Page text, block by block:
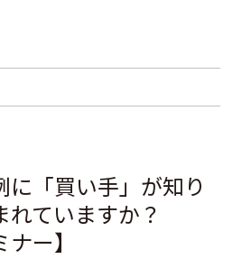
「買い手」が知り
ていますか？
ー】